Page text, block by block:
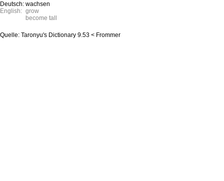
Deutsch: wachsen
English: grow
become tall
Quelle: Taronyu's Dictionary 9.53 < Frommer